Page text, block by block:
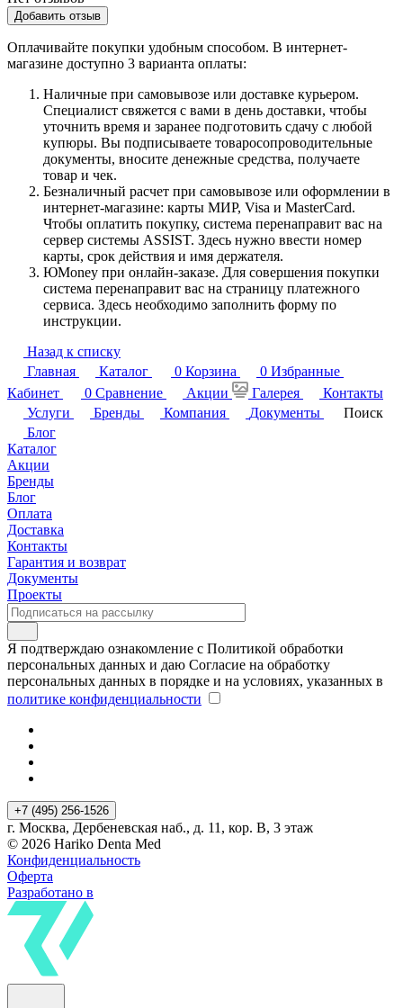
Добавить отзыв
Оплачивайте покупки удобным способом. В интернет-
магазине доступно 3 варианта оплаты:
Наличные при самовывозе или доставке курьером.
Специалист свяжется с вами в день доставки, чтобы
уточнить время и заранее подготовить сдачу с любой
купюры. Вы подписываете товаросопроводительные
документы, вносите денежные средства, получаете
товар и чек.
Безналичный расчет при самовывозе или оформлении в
интернет-магазине: карты МИР, Visa и MasterCard.
Чтобы оплатить покупку, система перенаправит вас на
сервер системы ASSIST. Здесь нужно ввести номер
карты, срок действия и имя держателя.
ЮMoney при онлайн-заказе. Для совершения покупки
система перенаправит вас на страницу платежного
сервиса. Здесь необходимо заполнить форму по
инструкции.
Назад к списку
Главная
Каталог 0 Корзина 0 Избранные
Кабинет
0 Сравнение Акции Галерея
Контакты
Услуги
Бренды Компания Документы
Поиск
Блог
Каталог
Акции
Бренды
Блог
Оплата
Доставка
Контакты
Гарантия и возврат
Документы
Проекты
Я подтверждаю ознакомление с Политикой обработки
персональных данных и даю Согласие на обработку
персональных данных в порядке и на условиях, указанных в
политике конфиденциальности
+7 (495) 256-1526
г. Москва, Дербеневская наб., д. 11, кор. В, 3 этаж
© 2026 Hariko Denta Med
Конфиденциальность
Оферта
Разработано в